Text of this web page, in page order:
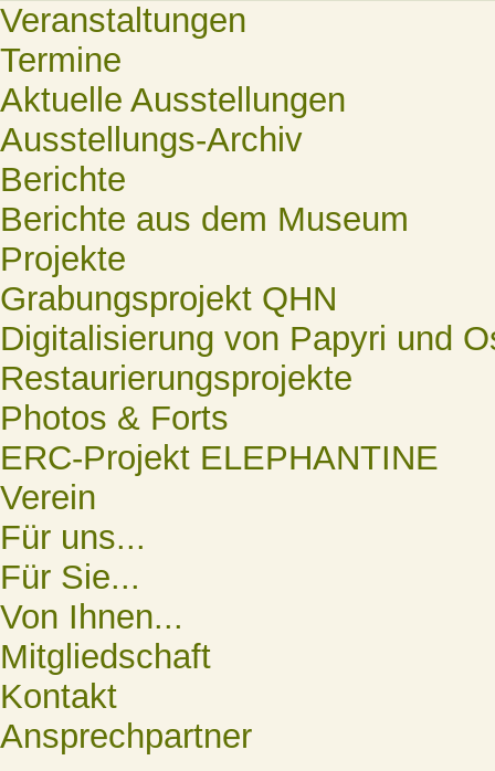
Veranstaltungen
Termine
Aktuelle Ausstellungen
Ausstellungs-Archiv
Berichte
Berichte aus dem Museum
Projekte
Grabungsprojekt QHN
Digitalisierung von Papyri und
Restaurierungsprojekte
Photos & Forts
ERC-Projekt ELEPHANTINE
Verein
Für uns...
Für Sie...
Von Ihnen...
Mitgliedschaft
Kontakt
Ansprechpartner